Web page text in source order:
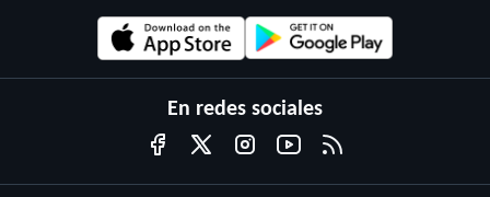
En redes sociales